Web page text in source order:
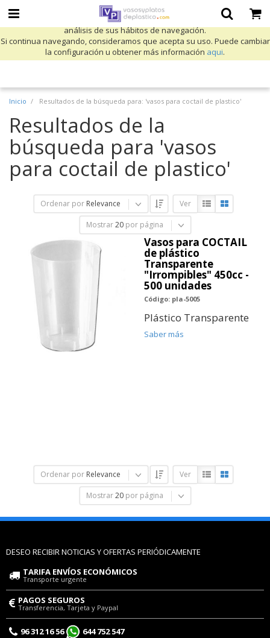
Utilizamos cookies propias y de terceros para mejorar nuestros servicios
y mostrarle publicidad relacionada con sus preferencias mediante el
análisis de sus hábitos de navegación.
Si continua navegando, consideramos que acepta su uso. Puede cambiar
la configuración u obtener más información aqui.
Inicio Resultados de la búsqueda para: 'vasos para coctail de plastico'
Resultados de la
búsqueda para 'vasos
para coctail de plastico'
Ordenar por Relevance Ver
Mostrar 20 por página
Vasos para COCTAIL
de plástico
Transparente
"Irrompibles" 450cc -
500 unidades
Código: pla-5005
Plástico Transparente
Saber más
Ordenar por Relevance Ver
Mostrar 20 por página
DESEO RECIBIR NOTICIAS Y OFERTAS PERIÓDICAMENTE
TARIFA ENVÍOS ECONÓMICOS
Transporte urgente
PAGOS SEGUROS
Transferencia, Tarjeta y Paypal
96 312 16 56 644 752 547